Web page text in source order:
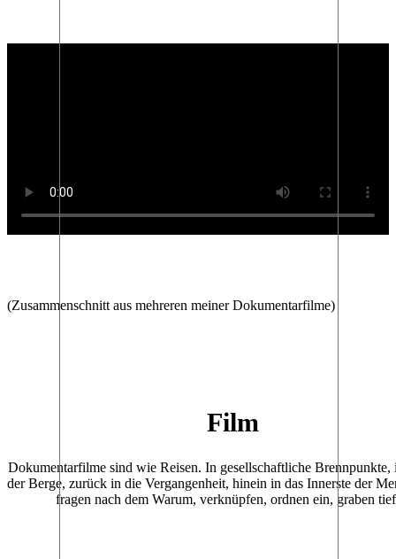
(Zusammenschnitt aus mehreren meiner Dokumentarfilme)
Film
Dokumentarfilme sind wie Reisen. In gesellschaftliche Brennpunkte,
der Berge, zurück in die Vergangenheit, hinein in das Innerste der
fragen nach dem Warum, verknüpfen, ordnen ein, graben